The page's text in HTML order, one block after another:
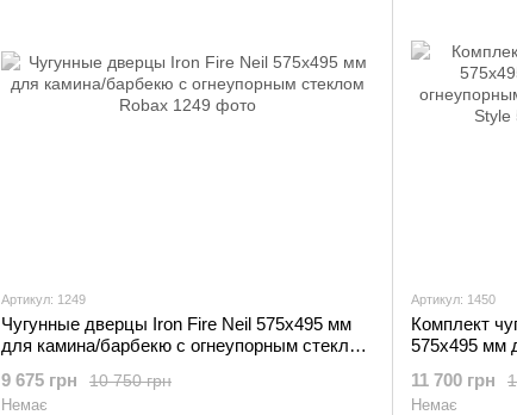
Артикул: 1249
Чугунные дверцы Iron Fire Neil 575x495 мм
для камина/барбекю с огнеупорным стеклом
10 750 грн
9 675 грн
Немає
Артикул: 1450
Комплект
575х495 мм
11 700 грн
Немає